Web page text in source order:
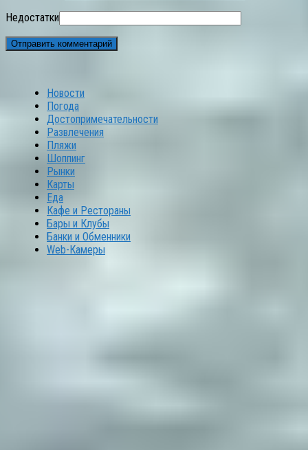
Недостатки
Новости
Погода
Достопримечательности
Развлечения
Пляжи
Шоппинг
Рынки
Карты
Еда
Кафе и Рестораны
Бары и Клубы
Банки и Обменники
Web-Камеры